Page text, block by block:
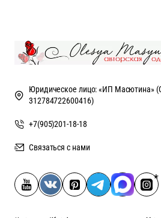
Юридическое лицо: «ИП Масютина»
312784722600416)
+7(905)201-18-18
Связаться с нами